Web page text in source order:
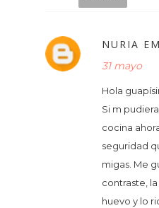
NURIA
31 mayo
Hola
Si m
cocina
seguridad
migas. Me
contraste,
huevo y lo